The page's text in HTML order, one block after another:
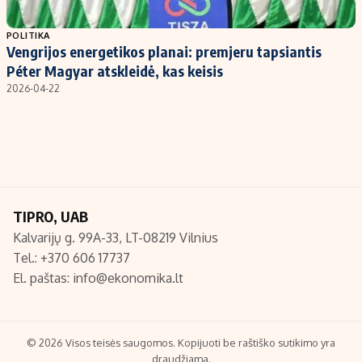
Populiarios temos
Investavimas
Akcijų rinka
Titulinis
Nedarbo išmokos skaičiuoklė
Redakcija
Turinio žymėjimo taisyklės
POLITIKA
Vengrijos energetikos planai: premjeru tapsiantis
Péter Magyar atskleidė, kas keisis
2026-04-22
TIPRO, UAB
Kalvarijų g. 99A-33, LT-08219 Vilnius
Tel.: +370 606 17737
El. paštas: info@ekonomika.lt
© 2026 Visos teisės saugomos. Kopijuoti be raštiško sutikimo yra
draudžiama.